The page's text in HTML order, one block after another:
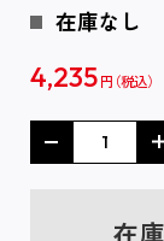
在庫なし
4,235 円
在